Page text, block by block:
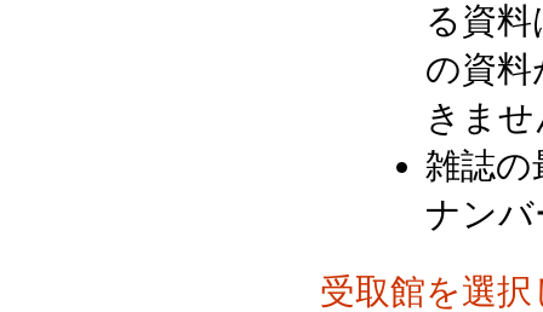
る資
の資料
きま
雑誌の
ナン
受取館を選